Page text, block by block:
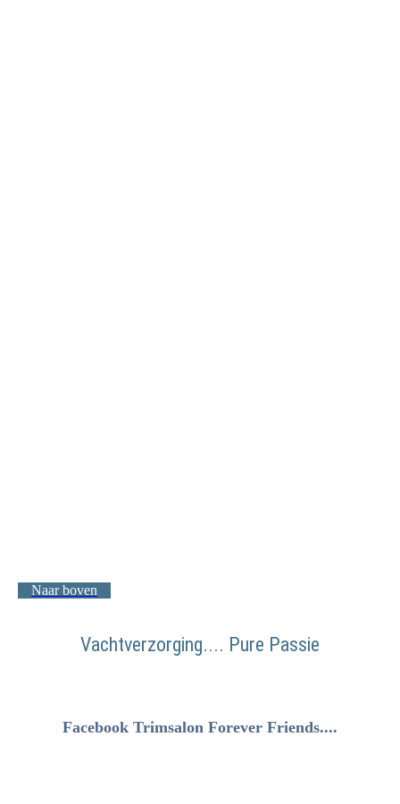
Naar boven
Vachtverzorging.... Pure Passie
Facebook Trimsalon Forever Friends....